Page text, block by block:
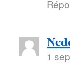
1